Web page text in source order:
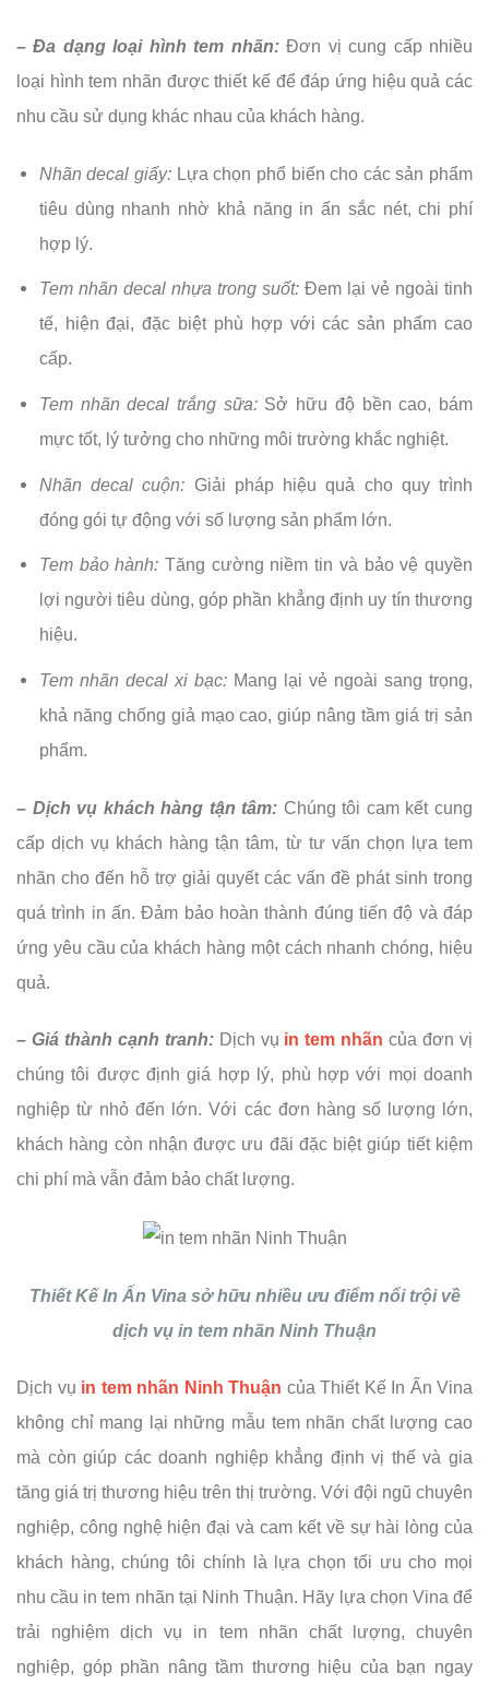
– Đa dạng loại hình tem nhãn:Đơn vị cung cấp nhiều
loại hình tem nhãn được thiết kế để đáp ứng hiệu quả các
nhu cầu sử dụng khác nhau của khách hàng.
Nhãn decal giấy: Lựa chọn phổ biến cho các sản phẩm
tiêu dùng nhanh nhờ khả năng in ấn sắc nét, chi phí
hợp lý.
Tem nhãn decal nhựa trong suốt: Đem lại vẻ ngoài tinh
tế, hiện đại, đặc biệt phù hợp với các sản phẩm cao
cấp.
Tem nhãn decal trắng sữa: Sở hữu độ bền cao, bám
mực tốt, lý tưởng cho những môi trường khắc nghiệt.
Nhãn decal cuộn: Giải pháp hiệu quả cho quy trình
đóng gói tự động với số lượng sản phẩm lớn.
Tem bảo hành: Tăng cường niềm tin và bảo vệ quyền
lợi người tiêu dùng, góp phần khẳng định uy tín thương
hiệu.
Tem nhãn decal xi bạc:Mang lại vẻ ngoài sang trọng,
khả năng chống giả mạo cao, giúp nâng tầm giá trị sản
phẩm.
– Dịch vụ khách hàng tận tâm: Chúng tôi cam kết cung
cấp dịch vụ khách hàng tận tâm, từ tư vấn chọn lựa tem
nhãn cho đến hỗ trợ giải quyết các vấn đề phát sinh trong
quá trình in ấn. Đảm bảo hoàn thành đúng tiến độ và đáp
ứng yêu cầu của khách hàng một cách nhanh chóng, hiệu
quả.
– Giá thành cạnh tranh:Dịch vụ in tem nhãn của đơn vị
chúng tôi được định giá hợp lý, phù hợp với mọi doanh
nghiệp từ nhỏ đến lớn. Với các đơn hàng số lượng lớn,
khách hàng còn nhận được ưu đãi đặc biệt giúp tiết kiệm
chi phí mà vẫn đảm bảo chất lượng.
Thiết Kế In Ấn Vina sở hữu nhiều ưu điểm nổi trội về
dịch vụ in tem nhãn Ninh Thuận
Dịch vụ in tem nhãn Ninh Thuận của Thiết Kế In Ấn Vina
không chỉ mang lại những mẫu tem nhãn chất lượng cao
mà còn giúp các doanh nghiệp khẳng định vị thế và gia
tăng giá trị thương hiệu trên thị trường. Với đội ngũ chuyên
nghiệp, công nghệ hiện đại và cam kết về sự hài lòng của
khách hàng, chúng tôi chính là lựa chọn tối ưu cho mọi
nhu cầu in tem nhãn tại Ninh Thuận. Hãy lựa chọn Vina để
trải nghiệm dịch vụ in tem nhãn chất lượng, chuyên
nghiệp, góp phần nâng tầm thương hiệu của bạn ngay